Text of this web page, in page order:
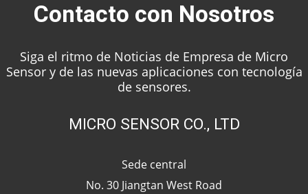
Contacto con Nosotros
Siga el ritmo de Noticias de Empresa de Micro
Sensor y de las nuevas aplicaciones con tecnología
de sensores.
MICRO SENSOR CO., LTD
Sede central
No. 30 Jiangtan West Road